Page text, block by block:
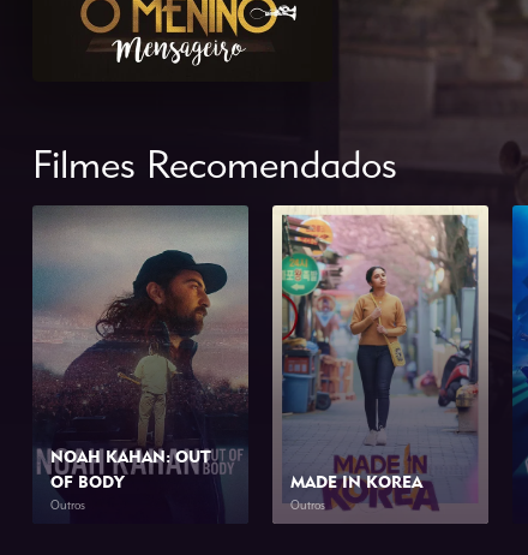
Filmes Recomendados
NOAH KAHAN: OUT
OF BODY
Outros
MADE IN KOREA
Outros